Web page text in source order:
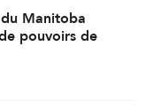
Manitoba
pouvoirs de